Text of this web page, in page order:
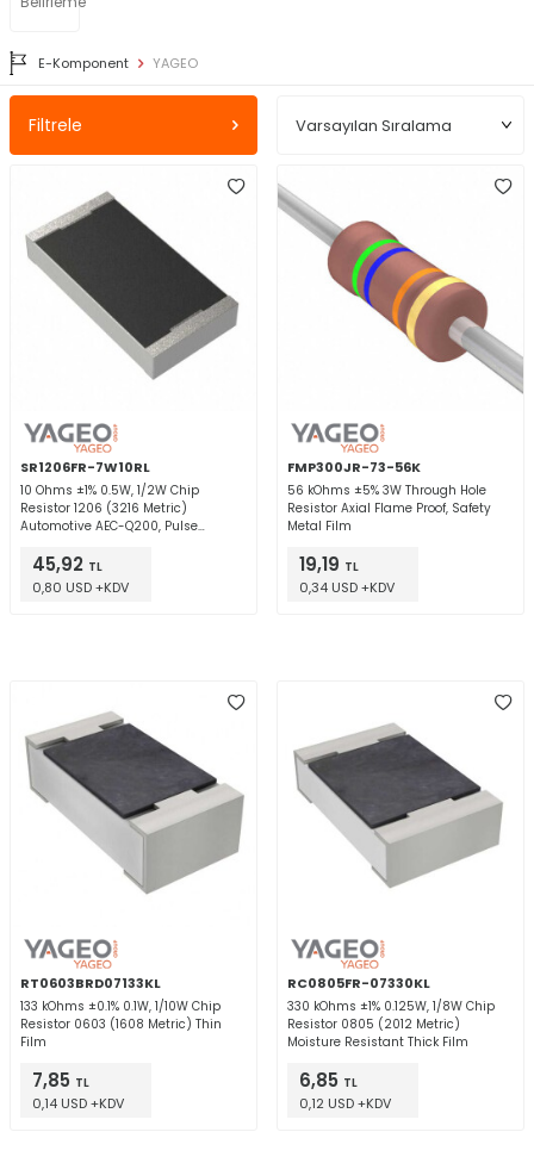
E-Komponent YAGEO
Filtrele
SR1206FR-7W10RL
10 Ohms ±1% 0.5W, 1/2W Chip
Resistor 1206 (3216 Metric)
Automotive AEC-Q200, Pulse
45,92 TL
0,80 USD +KDV
FMP300JR-73-56K
56 kOhms ±5% 3W Through Hole
Resistor Axial Flame Proof, Safety
Metal Film
19,19 TL
0,34 USD +KDV
RT0603BRD07133KL
133 kOhms ±0.1% 0.1W, 1/10W Chip
Resistor 0603 (1608 Metric) Thin
Film
7,85 TL
0,14 USD +KDV
RC0805FR-07330KL
330 kOhms ±1% 0.125W, 1/8W Chip
Resistor 0805 (2012 Metric)
Moisture Resistant Thick Film
6,85 TL
0,12 USD +KDV